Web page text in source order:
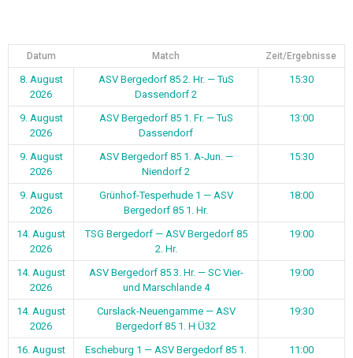
Datum Match Zeit/Ergebnisse
8. August
2026
ASV Bergedorf 85 2. Hr. — TuS
Dassendorf 2
15:30
9. August
2026
ASV Bergedorf 85 1. Fr. — TuS
Dassendorf
13:00
9. August
2026
ASV Bergedorf 85 1. A-Jun. —
Niendorf 2
15:30
9. August
2026
Grünhof-Tesperhude 1 — ASV
Bergedorf 85 1. Hr.
18:00
14. August
2026
TSG Bergedorf — ASV Bergedorf 85
2. Hr.
19:00
14. August
2026
ASV Bergedorf 85 3. Hr. — SC Vier-
und Marschlande 4
19:00
14. August
2026
Curslack-Neuengamme — ASV
Bergedorf 85 1. H Ü32
19:30
16. August Escheburg 1 — ASV Bergedorf 85 1. 11:00